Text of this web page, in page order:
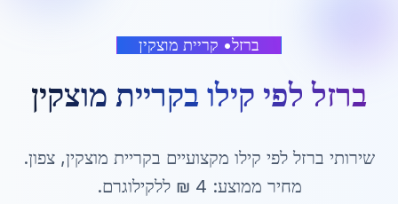
ברזל• קריית מוצקין
ברזל לפי קילו בקריית מוצקין
שירותי ברזל לפי קילו מקצועיים בקריית מוצקין, צפון.
מחיר ממוצע: 4 ₪ ללקילוגרם.